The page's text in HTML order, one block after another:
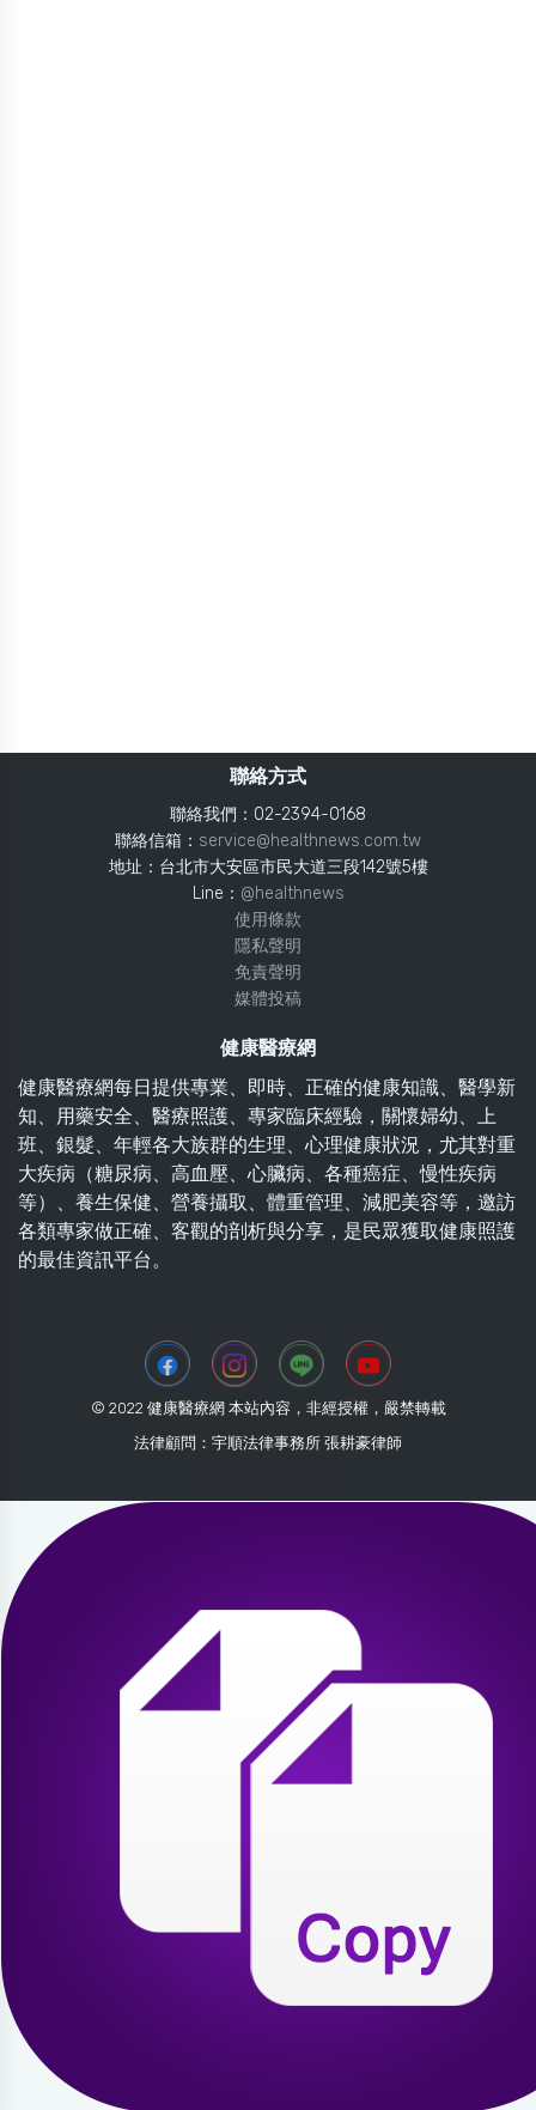
聯絡方式
聯絡我們：02-2394-0168
聯絡信箱： service@healthnews.com.tw
地址：台北市大安區市民大道三段142號5樓
Line： @healthnews
使用條款
隱私聲明
免責聲明
媒體投稿
健康醫療網
健康醫療網每日提供專業、即時、正確的健康知識、醫學新
知、用藥安全、醫療照護、專家臨床經驗，關懷婦幼、上
班、銀髮、年輕各大族群的生理、心理健康狀況，尤其對重
大疾病（糖尿病、高血壓、心臟病、各種癌症、慢性疾病
等）、養生保健、營養攝取、體重管理、減肥美容等，邀訪
各類專家做正確、客觀的剖析與分享，是民眾獲取健康照護
的最佳資訊平台。
© 2022 健康醫療網 本站內容，非經授權，嚴禁轉載
法律顧問：宇順法律事務所 張耕豪律師